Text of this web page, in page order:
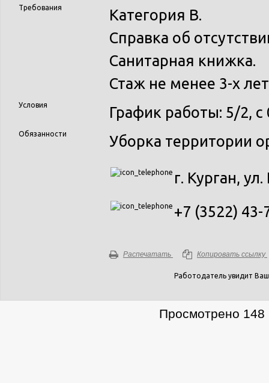
Требования
Категория В.
Справка об
Санитарная книжка.
Стаж не менее 3-х
Условия График работы: 5/2, с
Обязанности Уборка территории
г. Курган,
+7 (3522) 43-
Распечатать Копировать ссылку
Работодатель увидит
Просмотрено 148